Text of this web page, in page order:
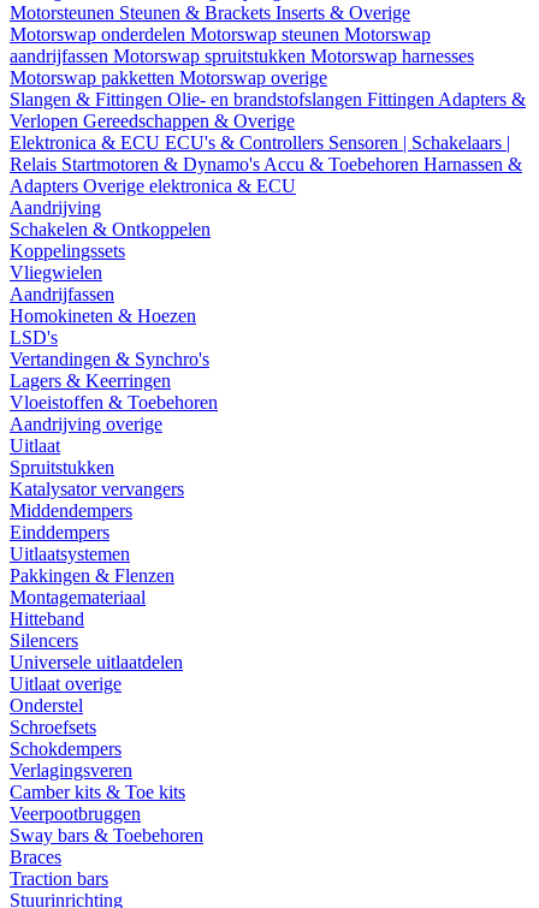
Motorsteunen Steunen & Brackets Inserts & Overige
Motorswap onderdelen Motorswap steunen Motorswap
aandrijfassen Motorswap spruitstukken Motorswap harnesses
Motorswap pakketten Motorswap overige
Slangen & Fittingen Olie- en brandstofslangen Fittingen Adapters &
Verlopen Gereedschappen & Overige
Elektronica & ECU ECU's & Controllers Sensoren | Schakelaars |
Relais Startmotoren & Dynamo's Accu & Toebehoren Harnassen &
Adapters Overige elektronica & ECU
Aandrijving
Schakelen & Ontkoppelen
Koppelingssets
Vliegwielen
Aandrijfassen
Homokineten & Hoezen
LSD's
Vertandingen & Synchro's
Lagers & Keerringen
Vloeistoffen & Toebehoren
Aandrijving overige
Uitlaat
Spruitstukken
Katalysator vervangers
Middendempers
Einddempers
Uitlaatsystemen
Pakkingen & Flenzen
Montagemateriaal
Hitteband
Silencers
Universele uitlaatdelen
Uitlaat overige
Onderstel
Schroefsets
Schokdempers
Verlagingsveren
Camber kits & Toe kits
Veerpootbruggen
Sway bars & Toebehoren
Braces
Traction bars
Stuurinrichting